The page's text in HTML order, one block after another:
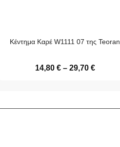
Κέντημα Καρέ W1111 07 της Teoran
14,80 € – 29,70 €